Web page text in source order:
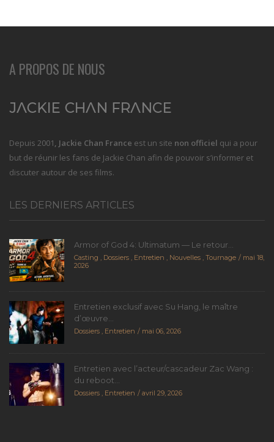
A PROPOS DE NOUS
Depuis 2001 , Jackie Chan France est un site non officiel qui a pour
but de réunir les fans de Jackie Chan afin de pouvoir s’informer et
discuter autour de ses films.
LES DERNIERS ARTICLES
Armor of God 4: Ultimatum — Le retour...
Casting Dossiers Entretien Nouvelles Tournage
mai 18,
2026
Entretien exclusif avec Su Hang, le maître
d’œuvre...
Dossiers Entretien mai 06, 2026
Entretien avec l’acteur/cascadeur Zac Wang :
du reboot...
Dossiers Entretien avril 29, 2026